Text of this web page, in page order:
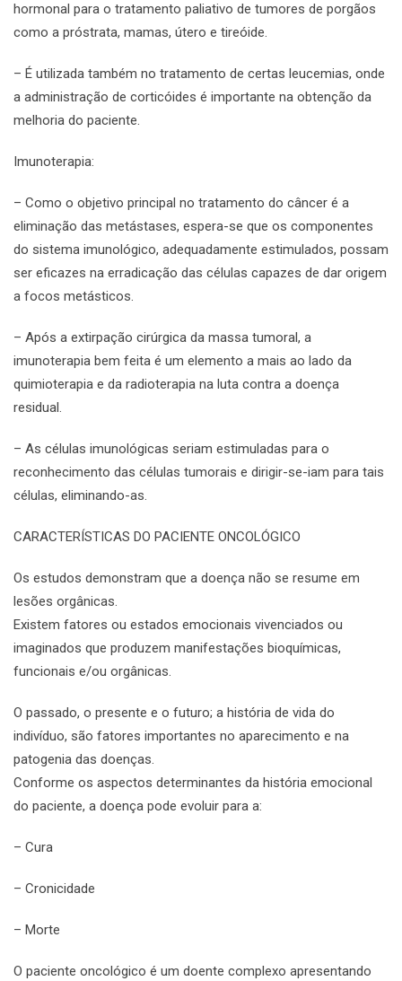
hormonal para o tratamento paliativo de tumores de porgãos
como a próstrata, mamas, útero e tireóide.
– É utilizada também no tratamento de certas leucemias, onde
a administração de corticóides é importante na obtenção da
melhoria do paciente.
Imunoterapia:
– Como o objetivo principal no tratamento do câncer é a
eliminação das metástases, espera-se que os componentes
do sistema imunológico, adequadamente estimulados, possam
ser eficazes na erradicação das células capazes de dar origem
a focos metásticos.
– Após a extirpação cirúrgica da massa tumoral, a
imunoterapia bem feita é um elemento a mais ao lado da
quimioterapia e da radioterapia na luta contra a doença
residual.
– As células imunológicas seriam estimuladas para o
reconhecimento das células tumorais e dirigir-se-iam para tais
células, eliminando-as.
CARACTERÍSTICAS DO PACIENTE ONCOLÓGICO
Os estudos demonstram que a doença não se resume em
lesões orgânicas.
Existem fatores ou estados emocionais vivenciados ou
imaginados que produzem manifestações bioquímicas,
funcionais e/ou orgânicas.
O passado, o presente e o futuro; a história de vida do
indivíduo, são fatores importantes no aparecimento e na
patogenia das doenças.
Conforme os aspectos determinantes da história emocional
do paciente, a doença pode evoluir para a:
– Cura
– Cronicidade
– Morte
O paciente oncológico é um doente complexo apresentando